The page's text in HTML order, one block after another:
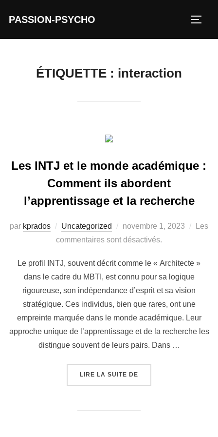
PASSION-PSYCHO
ÉTIQUETTE : interaction
Les INTJ et le monde académique :
Comment ils abordent
l’apprentissage et la recherche
par kprados Uncategorized
Publié
le
novembre 1, 2023
Les
commentaires sont désactivés.
Le profil INTJ, souvent décrit comme le « Architecte »
dans le cadre du MBTI, est connu pour sa logique
rigoureuse, son indépendance d’esprit et sa vision
stratégique. Ces individus, bien que rares, ont une
empreinte marquée dans le monde académique. Leur
approche unique de l’apprentissage et de la recherche les
distingue souvent de leurs pairs. Dans …
LIRE LA SUITE DE